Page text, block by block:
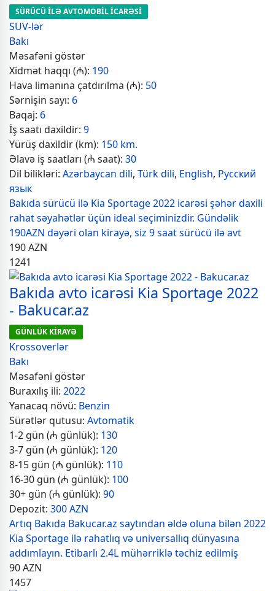
SÜRÜCÜ İLƏ AVTOMOBİL İCARƏSİ
SUV-lər
Bakı
Məsafəni göstər
Xidmət haqqı (₼): 190
Hava limanına çatdırılma (₼): 50
Sərnişin sayı: 6
Baqaj: 6
İş saatı daxildir: 9
Yürüş daxildir (km): 150 km.
Əlavə iş saatları (₼ saat): 30
Dil bilikləri: Azərbaycan dili, Türk dili, English, Русский
язык
Bakıda sürücü ilə Kia Sportage 2022 icarəsi şəhər daxili
rahat səyahətlər üçün ideal seçiminizdir. Gündəlik
190AZN dəyəri olan kirayə, siz 9 saat sürücü ilə avt
190AZN
1241
Bakıda avto icarəsi Kia Sportage 2022
- Bakucar.az
GÜNLÜK KİRAYƏ
Krossoverlər
Bakı
Məsafəni göstər
Buraxılış ili: 2022
Yanacaq növü: Benzin
Sürətlər qutusu: Avtomatik
1-2 gün (₼ günlük): 130
3-7 gün (₼ günlük): 120
8-15 gün (₼ günlük): 110
16-30 gün (₼ günlük): 100
30+ gün (₼ günlük): 90
Depozit: 300 AZN
Artıq Bakıda Bakucar.az saytından əldə oluna bilən 2022
Kia Sportage ilə rahatlıq və universallıq dünyasına
addımlayın. Etibarlı 2.4L mühərriklə təchiz edilmiş
90AZN
1457